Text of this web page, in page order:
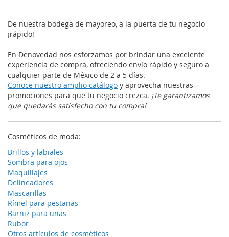
De nuestra bodega de mayoreo, a la puerta de tu negocio
¡rápido!
En Denovedad nos esforzamos por brindar una excelente
experiencia de compra, ofreciendo envío rápido y seguro a
cualquier parte de México de 2 a 5 días.
Conoce nuestro amplio catálogo y aprovecha nuestras
promociones para que tu negocio crezca. ¡Te garantizamos
que quedarás satisfecho con tu compra!
Cosméticos de moda:
Brillos y labiales
Sombra para ojos
Maquillajes
Delineadores
Mascarillas
Rímel para pestañas
Barniz para uñas
Rubor
Otros artículos de cosméticos